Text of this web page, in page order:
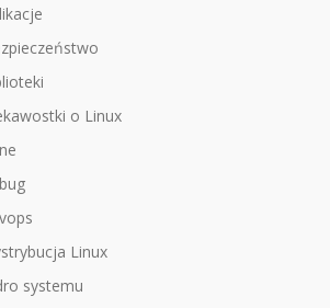
o Linux
Linux
systemu